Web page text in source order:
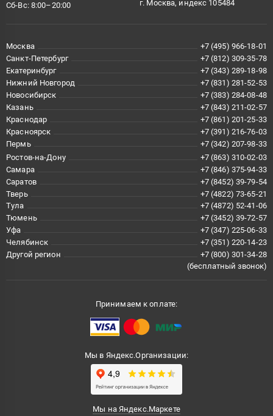
Сб-Вс: 8:00–20:00
г. Москва, индекс 105484
Москва
+7 (495) 966-18-01
Санкт-Петербург
+7 (812) 309-35-78
Екатеринбург
+7 (343) 289-18-98
Нижний Новгород
+7 (831) 281-52-53
Новосибирск
+7 (383) 284-08-48
Казань
+7 (843) 211-02-57
Краснодар
+7 (861) 201-25-33
Красноярск
+7 (391) 216-76-03
Пермь
+7 (342) 207-98-33
Ростов-на-Дону
+7 (863) 310-02-03
Самара
+7 (846) 375-94-33
Саратов
+7 (8452) 39-79-54
Тверь
+7 (4822) 73-65-21
Тула
+7 (4872) 52-41-06
Тюмень
+7 (3452) 39-72-57
Уфа
+7 (347) 225-06-33
Челябинск
+7 (351) 220-14-23
Другой регион
+7 (800) 301-34-28
(бесплатный звонок)
Принимаем к оплате:
Мы в Яндекс.Организации:
Мы на Яндекс.Маркете